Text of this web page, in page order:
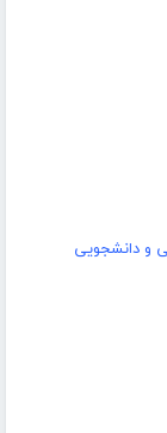
و دانشجویی